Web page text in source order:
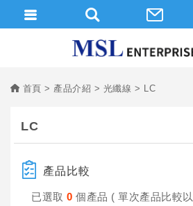
首頁 產品介紹 光纖線 LC
LC
產品比較
已選取 0個產品 ( 單次產品比較